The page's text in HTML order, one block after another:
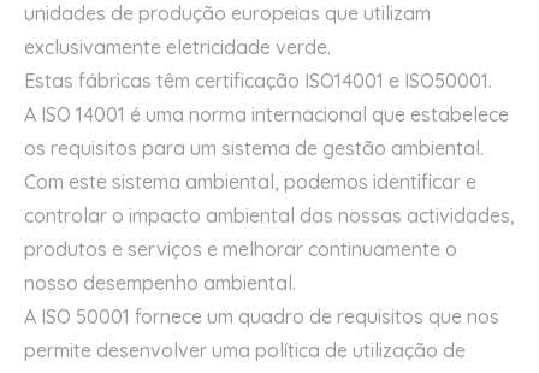
unidades de produção europeias que utilizam
exclusivamente eletricidade verde.
Estas fábricas têm certificação ISO14001 e ISO50001.
A ISO 14001 é uma norma internacional que estabelece
os requisitos para um sistema de gestão ambiental.
Com este sistema ambiental, podemos identificar e
controlar o impacto ambiental das nossas actividades,
produtos e serviços e melhorar continuamente o
nosso desempenho ambiental.
A ISO 50001 fornece um quadro de requisitos que nos
permite desenvolver uma política de utilização de